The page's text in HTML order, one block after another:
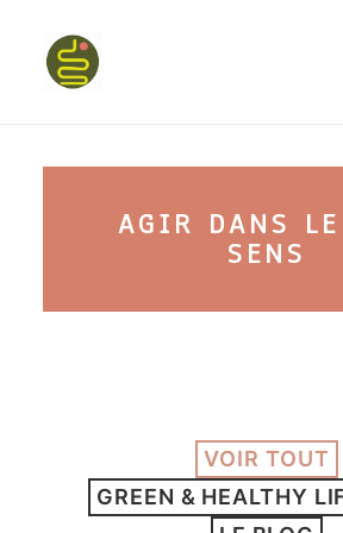
PROGRAMME HAPPY
MON LIVRE
CONFÉRENCES
podcast kinoa
AGIR DANS
SENS
VOIR TOUT
GREEN & HEALTHY